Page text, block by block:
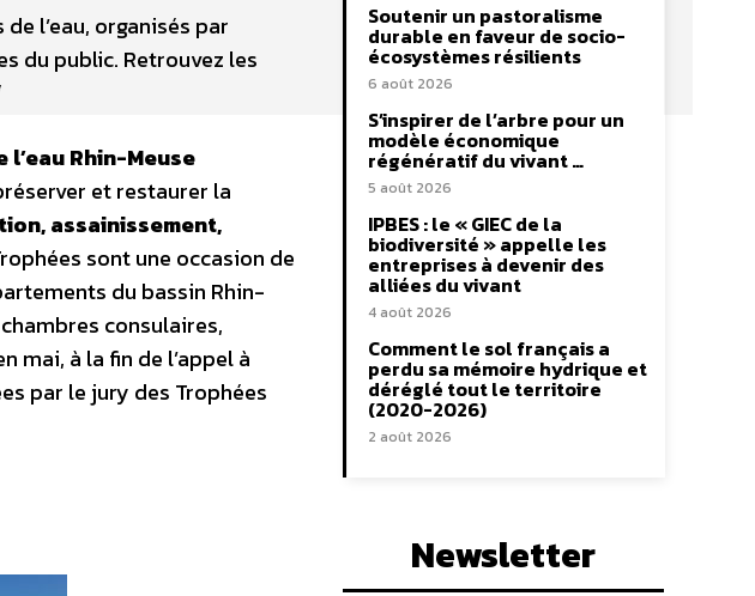
l’eau, organisés par
du public. Retrouvez les
l’eau Rhin-Meuse
et restaurer la
assainissement,
sont une occasion de
du bassin Rhin-
consulaires,
mai, à la fin de l’appel à
par le jury des Trophées
Soutenir un pastoralisme
durable en faveur de socio-
écosystèmes résilients
6 août 2026
S’inspirer de l’arbre pour un
modèle économique
régénératif du vivant …
5 août 2026
IPBES : le « GIEC de la
biodiversité » appelle les
entreprises à devenir des
alliées du vivant
4 août 2026
Comment le sol français a
perdu sa mémoire hydrique et
déréglé tout le territoire
(2020-2026)
2 août 2026
Newsletter